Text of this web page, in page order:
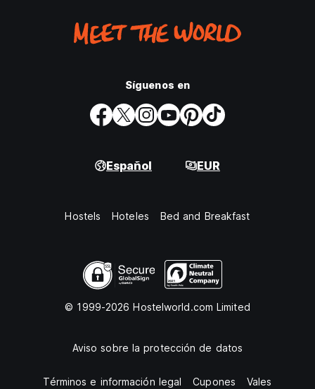
Síguenos en
Español EUR
Hostels Hoteles Bed and Breakfast
© 1999-2026 Hostelworld.com Limited
Aviso sobre la protección de datos
Términos e información legal Cupones Vales